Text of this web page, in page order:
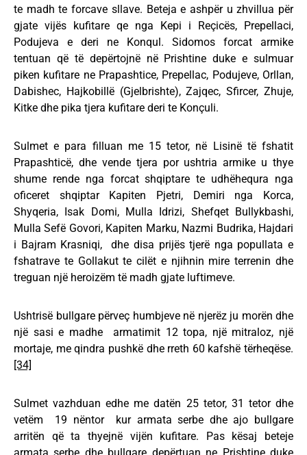
te madh te forcave sllave. Beteja e ashpër u zhvillua për
gjate vijës kufitare qe nga Kepi i Reçicës, Prepellaci,
Podujeva e deri ne Konqul. Sidomos forcat armike
tentuan që të depërtojnë në Prishtine duke e sulmuar
piken kufitare ne Prapashtice, Prepellac, Podujeve, Orllan,
Dabishec, Hajkobillë (Gjelbrishte), Zajqec, Sfircer, Zhuje,
Kitke dhe pika tjera kufitare deri te Konçuli.
Sulmet e para filluan me 15 tetor, në Lisinë të fshatit
Prapashticë, dhe vende tjera por ushtria armike u thye
shume rende nga forcat shqiptare te udhëhequra nga
oficeret shqiptar Kapiten Pjetri, Demiri nga Korca,
Shyqeria, Isak Domi, Mulla Idrizi, Shefqet Bullykbashi,
Mulla Sefë Govori, Kapiten Marku, Nazmi Budrika, Hajdari
i Bajram Krasniqi, dhe disa prijës tjerë nga popullata e
fshatrave te Gollakut te cilët e njihnin mire terrenin dhe
treguan një heroizëm të madh gjate luftimeve.
Ushtrisë bullgare përveç humbjeve në njerëz ju morën dhe
një sasi e madhe armatimit 12 topa, një mitraloz, një
mortaje, me qindra pushkë dhe rreth 60 kafshë tërheqëse.
[34]
Sulmet vazhduan edhe me datën 25 tetor, 31 tetor dhe
vetëm 19 nëntor kur armata serbe dhe ajo bullgare
arritën që ta thyejnë vijën kufitare. Pas kësaj beteje